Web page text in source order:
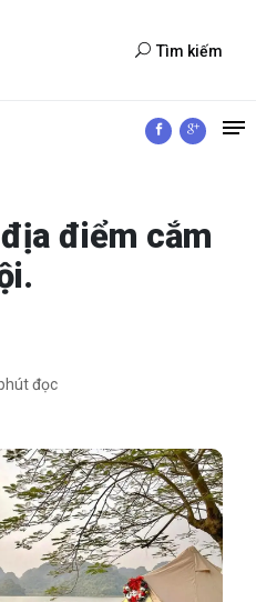
Tìm kiếm
điểm cắm
đọc